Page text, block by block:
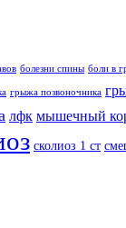
болезни спины боли в
грыжа позвоночника
лфк мышечный
сколиоз 1 ст